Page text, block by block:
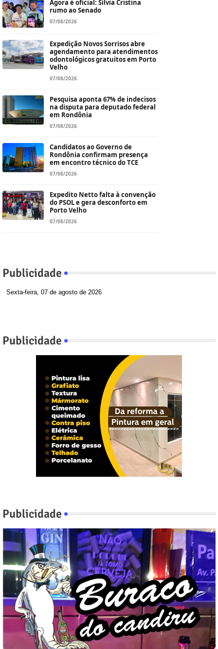
Agora é oficial: Sílvia Cristina
rumo ao Senado
07/08/2026
Expedição Novos Sorrisos abre
agendamento para atendimentos
odontológicos gratuitos em Porto
Velho
07/08/2026
Pesquisa aponta 67% de indecisos
na disputa para deputado federal
em Rondônia
07/08/2026
Candidatos ao Governo de
Rondônia confirmam presença
em encontro técnico do TCE
07/08/2026
Expedito Netto falta à convenção
do PSOL e gera desconforto em
Porto Velho
07/08/2026
Publicidade
Sexta-feira, 07 de agosto de 2026
Publicidade
Publicidade